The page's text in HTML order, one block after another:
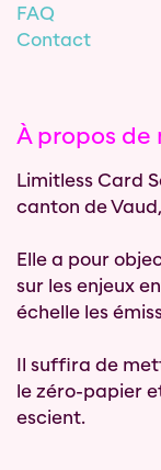
FAQ
Contact
À propos de
Limitless Card
canton de
Elle a pour
sur les enjeux
échelle les
Il suffira de
le zéro-papier
escient.